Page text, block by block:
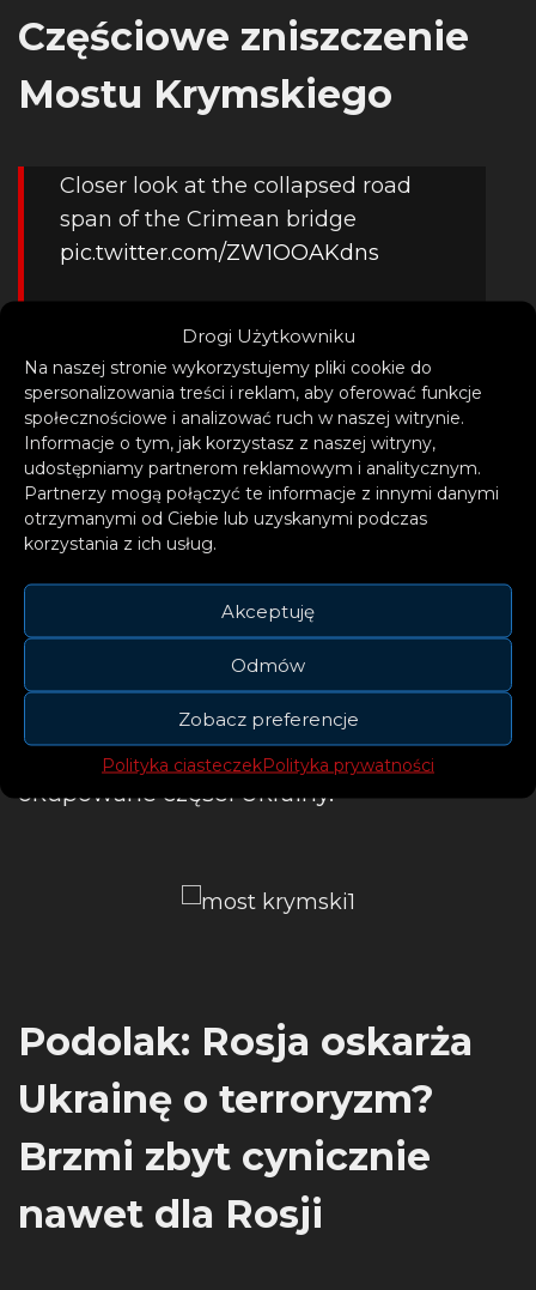
Drogi Użytkowniku
Na naszej stronie wykorzystujemy pliki cookie do
spersonalizowania treści i reklam, aby oferować funkcje
społecznościowe i analizować ruch w naszej witrynie.
Informacje o tym, jak korzystasz z naszej witryny,
udostępniamy partnerom reklamowym i analitycznym.
Partnerzy mogą połączyć te informacje z innymi danymi
otrzymanymi od Ciebie lub uzyskanymi podczas
korzystania z ich usług.
Akceptuję
Odmów
Zobacz preferencje
Polityka ciasteczekPolityka prywatności
Częściowe zniszczenie
Mostu Krymskiego
Closer look at the collapsed road
span of the Crimean bridge
pic.twitter.com/ZW1OOAKdns
(@Osinttechnical)October 8, 2022
W sobotę rano, dzień po 70. urodzinach
Władimira Putina, poważnie uszkodzony
został jeden z symboli rosyjskiej napaści
na Ukrainę. Na Moście Krymskim,
łączącym Rosję z okupowanym
półwyspem, doszło do wybuchu. Zawaliły
się przęsła jezdni, uszkodzona została też
część kolejowa. Most służy Rosjanom m.in.
w transporcie ciężkiego sprzętu na
okupowane części Ukrainy.
Podolak: Rosja oskarża
Ukrainę o terroryzm?
Brzmi zbyt cynicznie
nawet dla Rosji